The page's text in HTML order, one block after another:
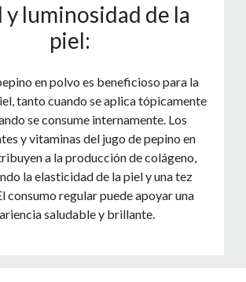
y luminosidad de la
piel:
en polvo es beneficioso para la
tanto cuando se aplica tópicamente
se consume internamente. Los
y vitaminas del jugo de pepino en
a la producción de colágeno,
la elasticidad de la piel y una tez
consumo regular puede apoyar una
saludable y brillante.